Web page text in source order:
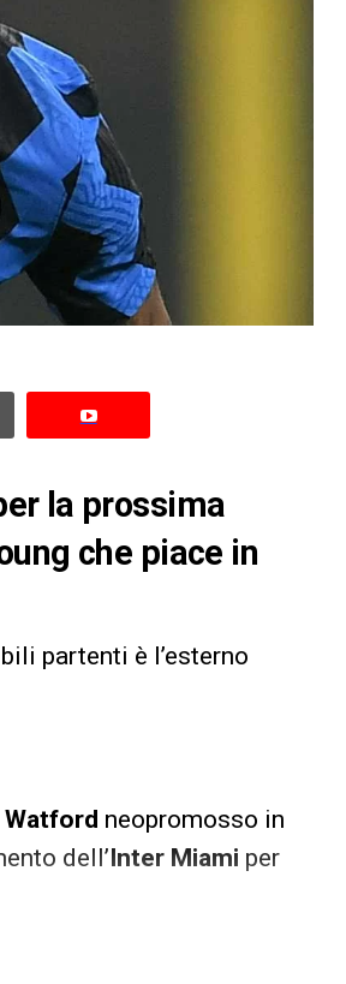
la prossima
che piace in
partenti è l’esterno
Watford neopromosso in
dell’Inter Miami per